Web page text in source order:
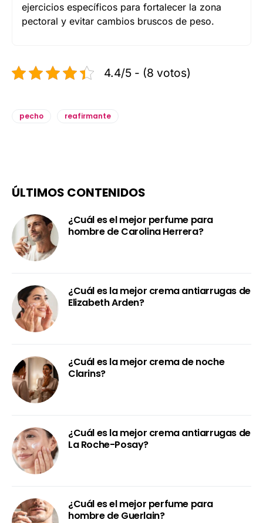
ejercicios específicos para fortalecer la zona
pectoral y evitar cambios bruscos de peso.
4.4/5 - (8 votos)
pecho reafirmante
ÚLTIMOS CONTENIDOS
¿Cuál es el mejor perfume para
hombre de Carolina Herrera?
¿Cuál es la mejor crema antiarrugas de
Elizabeth Arden?
¿Cuál es la mejor crema de noche
Clarins?
¿Cuál es la mejor crema antiarrugas de
La Roche-Posay?
¿Cuál es el mejor perfume para
hombre de Guerlain?